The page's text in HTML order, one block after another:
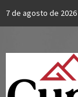
7 de agosto de 2026